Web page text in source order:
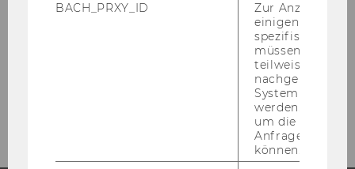
Der Lehrstuhl
BACH_PRXY_ID
Zur Anzeige von
einigen WU-
spezifischen
müssen
teilweise von
nachgelagerten
System
werden.
um die Antwort
Anfrage
können.